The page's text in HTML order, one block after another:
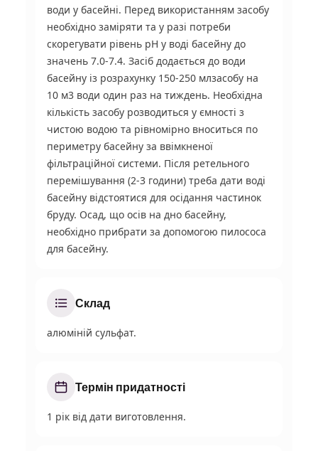
води у басейні. Перед використанням засобу
необхідно заміряти та у разі потреби
скорегувати рівень pH у воді басейну до
значень 7.0-7.4. Засіб додається до води
басейну із розрахунку 150-250 млзасобу на
10 м3 води один раз на тиждень. Необхідна
кількість засобу розводиться у ємності з
чистою водою та рівномірно вноситься по
периметру басейну за ввімкненої
фільтраційної системи. Після ретельного
перемішування (2-3 години) треба дати воді
басейну відстоятися для осідання частинок
бруду. Осад, що осів на дно басейну,
необхідно прибрати за допомогою пилососа
для басейну.
Склад
алюміній сульфат.
Термін придатності
1 рік від дати виготовлення.